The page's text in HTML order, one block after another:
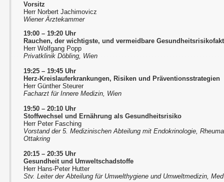
Vorsitz
Herr Norbert Jachimovicz
Wiener Ärztekammer
19:00 – 19:20 Uhr
Rauchen, der wichtigste, und vermeidbare
Herr Wolfgang Popp
Privatklinik Döbling, Wien
19:25 – 19:45 Uhr
Herz-Kreislauferkrankungen, Risiken und Präventionsstrategien
Herr Günther Steurer
Facharzt für Innere Medizin, Wien
19:50 – 20:10 Uhr
Stoffwechsel und Ernährung als Gesundheitsrisiko
Herr Peter Fasching
Vorstand der 5. Medizinischen Abteilung mit Endokrinologie,
Ottakring
20:15 – 20:35 Uhr
Gesundheit und Umweltschadstoffe
Herr Hans-Peter Hutter
Stv. Leiter der Abteilung für Umwelthygiene und Umweltmedizin,